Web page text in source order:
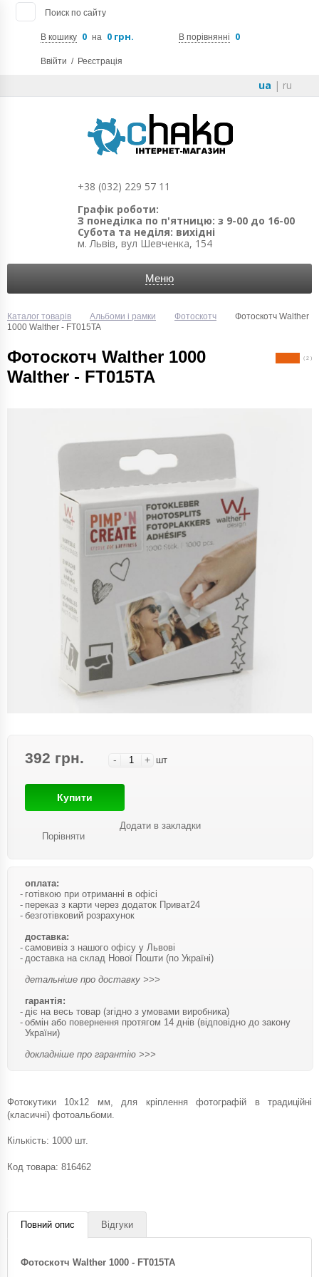
Поиск по сайту
В кошику 0 на 0 грн. В порівнянні 0
Ввійти / Реєстрація
ua | ru
+38 (032) 229 57 11
Графік роботи:
З понеділка по п'ятницю: з 9-00 до 16-00
Субота та неділя: вихідні
м. Львів, вул Шевченка, 154
Меню
Каталог товарів Альбоми і рамки Фотоскотч
Фотоскотч Walther
1000 Walther - FT015TA
Фотоскотч Walther 1000
Walther - FT015TA
( 2 )
392 грн. - + шт
Купити
Порівняти
Додати в закладки
оплата:
готівкою при отриманні в офісі
переказ з карти через додаток Приват24
безготівковий розрахунок
доставка:
самовивіз з нашого офісу у Львові
доставка на склад Нової Пошти (по Україні)
детальніше про доставку >>>
гарантія:
діє на весь товар (згідно з умовами виробника)
обмін або повернення протягом 14 днів (відповідно до закону
України)
докладніше про гарантію >>>
Фотокутики 10x12 мм, для кріплення фотографій в традиційні
(класичні) фотоальбоми.
Кількість: 1000 шт.
Код товара: 816462
Повний опис Відгуки
Фотоскотч Walther 1000 - FT015TA